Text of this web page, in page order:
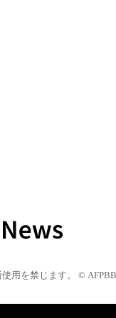
用を禁じます。 © AFPBB